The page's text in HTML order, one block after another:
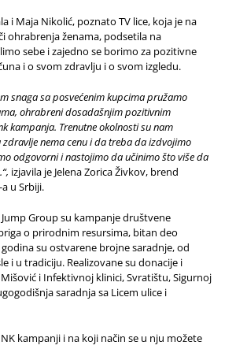
i Maja Nikolić, poznato TV lice, koja je na
ohrabrenja ženama, podsetila na
sebe i zajedno se borimo za pozitivne
i o svom zdravlju i o svom izgledu.
snaga sa posvećenim kupcima pružamo
ohrabreni dosadašnjim pozitivnim
kampanja. Trenutne okolnosti su nam
nema cenu i da treba da izdvojimo
odgovorni i nastojimo da učinimo što više da
izjavila je Jelena Zorica Živkov, brend
u Srbiji.
Group su kampanje društvene
o prirodnim resursima, bitan deo
su ostvarene brojne saradnje, od
i u tradiciju. Realizovane su donacije i
Mišović i Infektivnoj klinici, Svratištu, Sigurnoj
saradnja sa Licem ulice i
kampanji i na koji način se u nju možete